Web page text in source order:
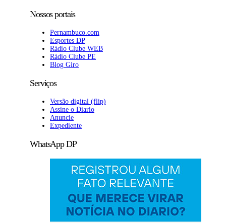
Nossos portais
Pernambuco.com
Esportes DP
Rádio Clube WEB
Rádio Clube PE
Blog Giro
Serviços
Versão digital (flip)
Assine o Diario
Anuncie
Expediente
WhatsApp DP